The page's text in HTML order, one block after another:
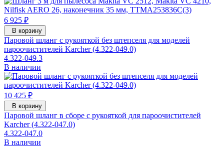
6 925 ₽
В корзину
Паровой шланг с рукояткой без штепселя для моделей
пароочистителей Karcher (4.322-049.0)
4.322-049.3
В наличии
10 425 ₽
В корзину
Паровой шланг в сборе с рукояткой для пароочистителей
Karcher (4.322-047.0)
4.322-047.0
В наличии